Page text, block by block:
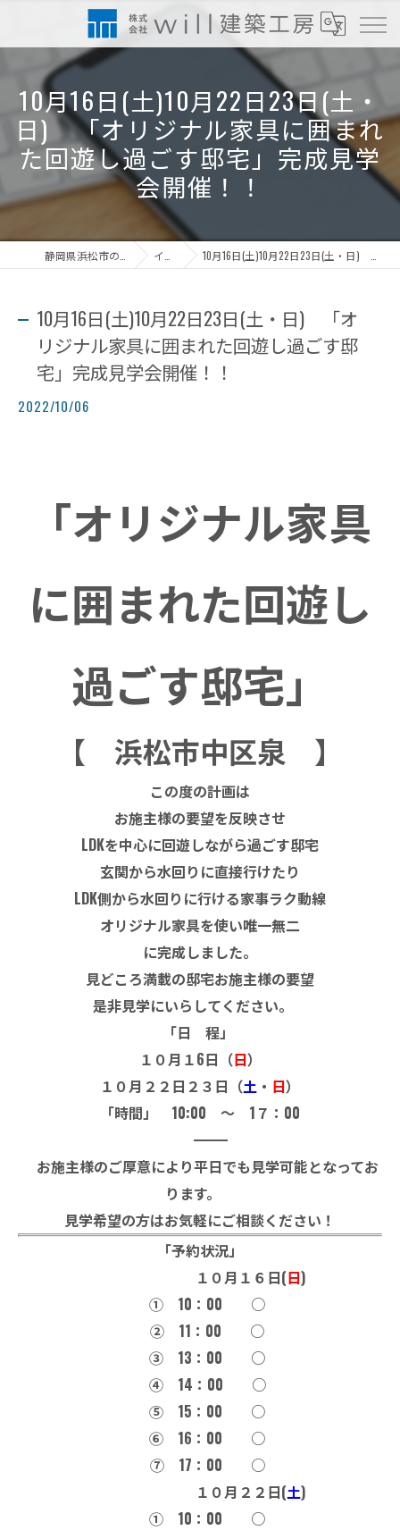
10月16日(土)10月22日23日(土・
日) 「オリジナル家具に囲まれ
た回遊し過ごす邸宅」完成見学
会開催！！
イベント情報 10月16日(土)10月22日23日(土・日) 「オリジナル家具に囲まれた回遊し過ごす邸宅」完成見学会開催！！
10月16日(土)10月22日23日(土・日) 「オ
リジナル家具に囲まれた回遊し過ごす邸
宅」完成見学会開催！！
2022/10/06
「オリジナル家具
に囲まれた回遊し
過ごす邸宅」
【 浜松市中区泉 】
この度の計画は
お施主様の要望を反映させ
LDKを中心に回遊しながら過ごす邸宅
玄関から水回りに直接行けたり
LDK側から水回りに行ける家事ラク動線
オリジナル家具を使い唯一無二
に完成しました。
見どころ満載の邸宅お施主様の要望
是非見学にいらしてください。
「日 程」
１０月１6日（日）
１０月２２日２３日（土 ・ 日）
「時間」 10:00 ～ 1７：00
――――――――――――――――――――――
お施主様のご厚意により平日でも見学可能となってお
ります。
見学希望の方はお気軽にご相談ください！
「予約状況」
１０月１６日(日)
① 10：00 ○
② 11：00 ○
③ 13：00 ○
④ 14：00 ○
⑤ 15：00 ○
➅ 16：00 ○
⑦ 17：00 ○
１０月２２日(土)
① 10：00 ○